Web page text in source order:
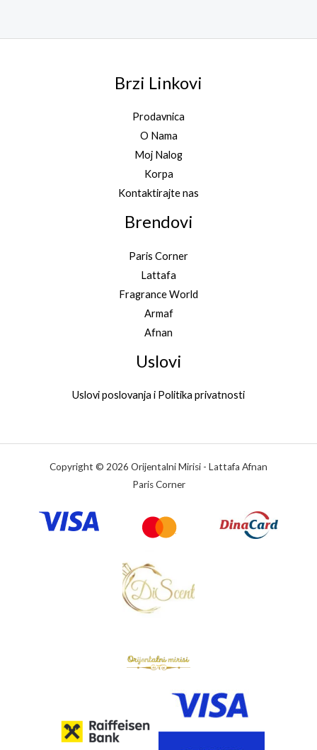
Brzi Linkovi
Prodavnica
O Nama
Moj Nalog
Korpa
Kontaktirajte nas
Brendovi
Paris Corner
Lattafa
Fragrance World
Armaf
Afnan
Uslovi
Uslovi poslovanja i Politika privatnosti
Copyright © 2026 Orijentalni Mirisi - Lattafa Afnan
Paris Corner